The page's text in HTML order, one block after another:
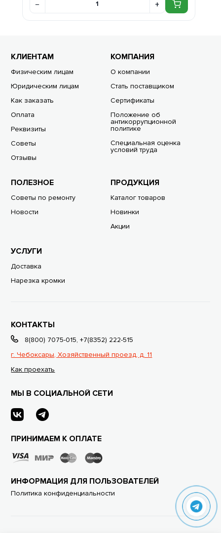
КЛИЕНТАМ
Физическим лицам
Юридическим лицам
Как заказать
Оплата
Реквизиты
Советы
Отзывы
КОМПАНИЯ
О компании
Стать поставщиком
Сертификаты
Положение об
антикоррупционной
политике
Специальная оценка
условий труда
ПОЛЕЗНОЕ
Советы по ремонту
Новости
ПРОДУКЦИЯ
Каталог товаров
Новинки
Акции
УСЛУГИ
Доставка
Нарезка кромки
КОНТАКТЫ
8(800) 7075-015,+7(8352) 222-515
г. Чебоксары, Хозяйственный проезд, д. 11
Как проехать
МЫ В СОЦИАЛЬНОЙ СЕТИ
ПРИНИМАЕМ К ОПЛАТЕ
ИНФОРМАЦИЯ ДЛЯ ПОЛЬЗОВАТЕЛЕЙ
Политика конфиденциальности